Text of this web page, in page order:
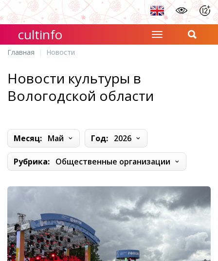
cultinfo
Главная Новости
Новости культуры в
Вологодской области
Месяц: Май Год: 2026
Рубрика: Общественные организации